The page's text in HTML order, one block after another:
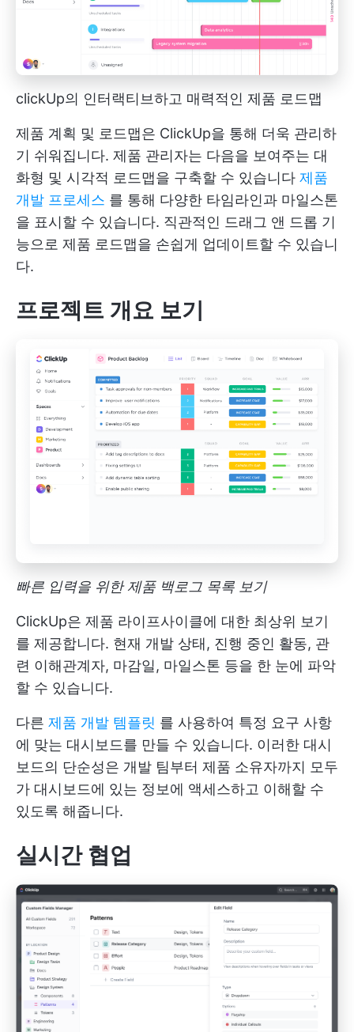
clickUp의 인터랙티브하고 매력적인 제품 로드맵
제품 계획 및 로드맵은 ClickUp을 통해 더욱 관리하
기 쉬워집니다. 제품 관리자는 다음을 보여주는 대
화형 및 시각적 로드맵을 구축할 수 있습니다 제품
개발 프로세스 를 통해 다양한 타임라인과 마일스톤
을 표시할 수 있습니다. 직관적인 드래그 앤 드롭 기
능으로 제품 로드맵을 손쉽게 업데이트할 수 있습니
다.
프로젝트 개요 보기
빠른 입력을 위한 제품 백로그 목록 보기
ClickUp은 제품 라이프사이클에 대한 최상위 보기
를 제공합니다. 현재 개발 상태, 진행 중인 활동, 관
련 이해관계자, 마감일, 마일스톤 등을 한 눈에 파악
할 수 있습니다.
다른 제품 개발 템플릿 를 사용하여 특정 요구 사항
에 맞는 대시보드를 만들 수 있습니다. 이러한 대시
보드의 단순성은 개발 팀부터 제품 소유자까지 모두
가 대시보드에 있는 정보에 액세스하고 이해할 수
있도록 해줍니다.
실시간 협업